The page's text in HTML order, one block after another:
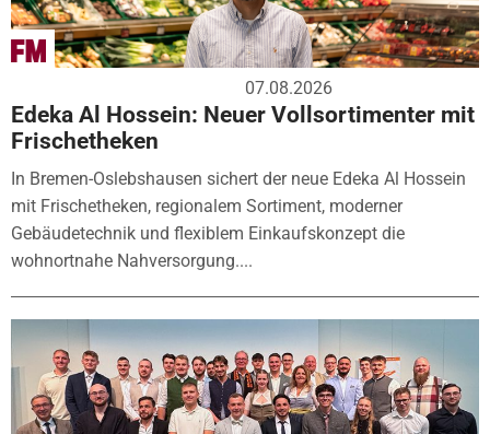
07.08.2026
Edeka Al Hossein: Neuer Vollsortimenter mit
Frischetheken
In Bremen-Oslebshausen sichert der neue Edeka Al Hossein
mit Frischetheken, regionalem Sortiment, moderner
Gebäudetechnik und flexiblem Einkaufskonzept die
wohnortnahe Nahversorgung....